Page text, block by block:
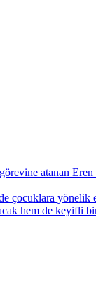
atanan
çocuklara
hem de keyifli